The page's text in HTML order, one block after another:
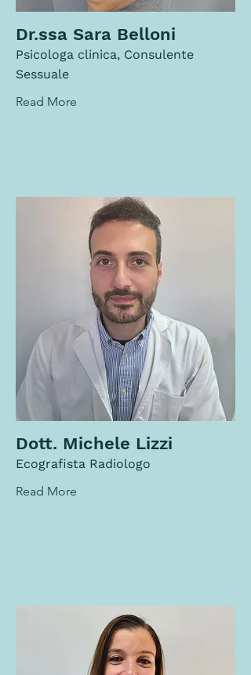
Dr.ssa Sara Belloni
Psicologa clinica, Consulente
Sessuale
Read More
Dott. Michele Lizzi
Ecografista Radiologo
Read More